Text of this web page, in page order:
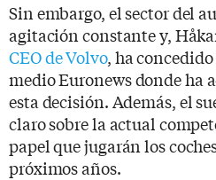
Sin embargo, el sector del
agitación constante y,
CEO de Volvo, ha
medio Euronews donde ha
esta decisión. Además, el
claro sobre la actual
papel que jugarán los
próximos años.